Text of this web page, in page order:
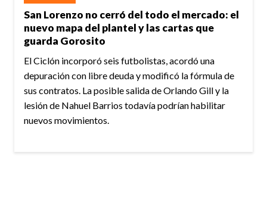
San Lorenzo no cerró del todo el mercado: el
nuevo mapa del plantel y las cartas que
guarda Gorosito
El Ciclón incorporó seis futbolistas, acordó una
depuración con libre deuda y modificó la fórmula de
sus contratos. La posible salida de Orlando Gill y la
lesión de Nahuel Barrios todavía podrían habilitar
nuevos movimientos.